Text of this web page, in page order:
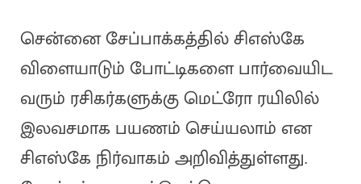
சென்னை சேப்பாக்கத்தில் சிஎஸ்கே
விளையாடும் போட்டிகளை பார்வையிட
வரும் ரசிகர்களுக்கு மெட்ரோ ரயிலில்
இலவசமாக பயணம் செய்யலாம் என
சிஎஸ்கே நிர்வாகம் அறிவித்துள்ளது.